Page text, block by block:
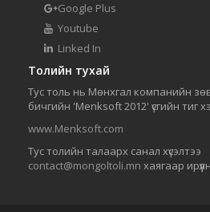
Google Plus
Youtube
Linked In
Толийн тухай
Тус толь нь Мөнхгал компанийн
бичгийн 'Menksoft 2012' үсгийн тиг
www.Menksoft.com
Тус толийн талаарх санал хүсэлтээ
contact@mongoltoli.mn хаягаар